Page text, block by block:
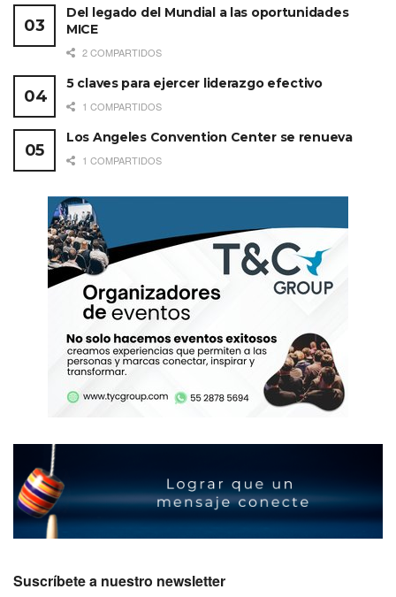
Del legado del Mundial a las oportunidades
MICE
2 COMPARTIDOS
5 claves para ejercer liderazgo efectivo
1 COMPARTIDOS
Los Angeles Convention Center se renueva
1 COMPARTIDOS
Suscríbete a nuestro newsletter